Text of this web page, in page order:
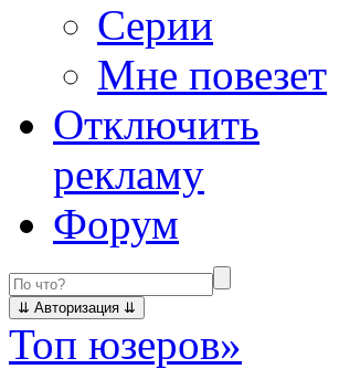
Серии
Мне повезет
Отключить
рекламу
Форум
Топ юзеров»